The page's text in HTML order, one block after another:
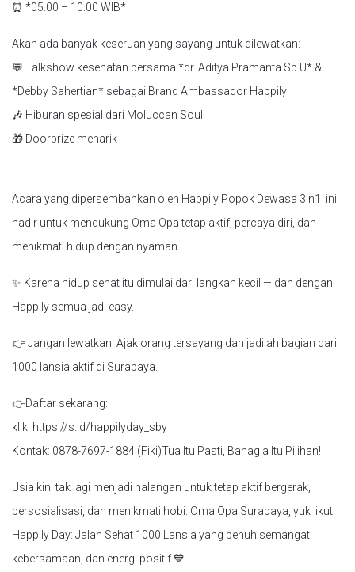
⏰ *05.00 – 10.00 WIB*
Akan ada banyak keseruan yang sayang untuk dilewatkan:
💬 Talkshow kesehatan bersama *dr. Aditya Pramanta Sp.U* &
*Debby Sahertian* sebagai Brand Ambassador Happily
🎶 Hiburan spesial dari Moluccan Soul
🎁 Doorprize menarik
Acara yang dipersembahkan oleh Happily Popok Dewasa 3in1 ini
hadir untuk mendukung Oma Opa tetap aktif, percaya diri, dan
menikmati hidup dengan nyaman.
✨ Karena hidup sehat itu dimulai dari langkah kecil — dan dengan
Happily semua jadi easy.
👉 Jangan lewatkan! Ajak orang tersayang dan jadilah bagian dari
1000 lansia aktif di Surabaya.
👉Daftar sekarang:
klik: https://s.id/happilyday_sby
Kontak: 0878-7697-1884 (Fiki)Tua Itu Pasti, Bahagia Itu Pilihan!
Usia kini tak lagi menjadi halangan untuk tetap aktif bergerak,
bersosialisasi, dan menikmati hobi. Oma Opa Surabaya, yuk ikut
Happily Day: Jalan Sehat 1000 Lansia yang penuh semangat,
kebersamaan, dan energi positif 💙